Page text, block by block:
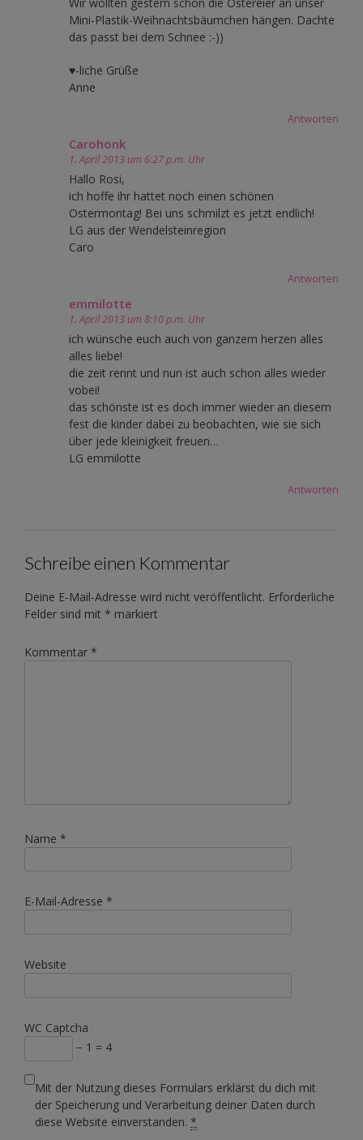
Wir wollten gestern schon die Ostereier an unser
Mini-Plastik-Weihnachtsbäumchen hängen. Dachte
das passt bei dem Schnee :-))
♥-liche Grüße
Anne
Antworten
Carohonk
1. April 2013 um 6:27 p.m. Uhr
Hallo Rosi,
ich hoffe ihr hattet noch einen schönen
Ostermontag! Bei uns schmilzt es jetzt endlich!
LG aus der Wendelsteinregion
Caro
Antworten
emmilotte
1. April 2013 um 8:10 p.m. Uhr
ich wünsche euch auch von ganzem herzen alles
alles liebe!
die zeit rennt und nun ist auch schon alles wieder
vobei!
das schönste ist es doch immer wieder an diesem
fest die kinder dabei zu beobachten, wie sie sich
über jede kleinigkeit freuen…
LG emmilotte
Antworten
Schreibe einen Kommentar
Deine E-Mail-Adresse wird nicht veröffentlicht. Erforderliche
Felder sind mit * markiert
Kommentar *
Name *
E-Mail-Adresse *
Website
WC Captcha
− 1 = 4
Mit der Nutzung dieses Formulars erklärst du dich mit
der Speicherung und Verarbeitung deiner Daten durch
diese Website einverstanden. *